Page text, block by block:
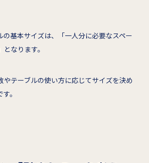
の基本サイズは、「一人分に必要なスペー
なります。
やテーブルの使い方に応じてサイズを決め
。